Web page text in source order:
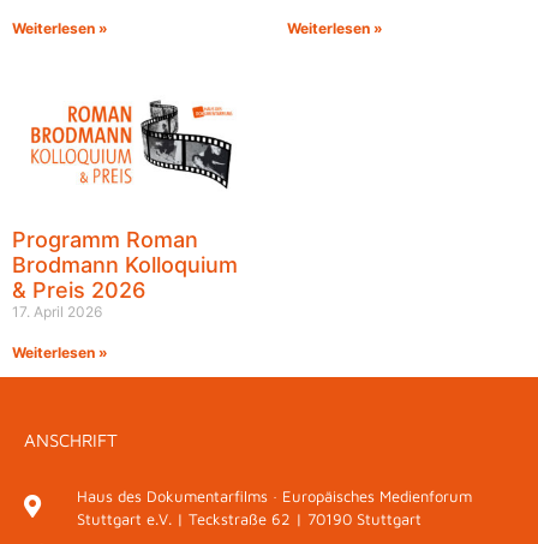
Weiterlesen » Weiterlesen »
Programm Roman
Brodmann Kolloquium
& Preis 2026
17. April 2026
Weiterlesen »
ANSCHRIFT
Haus des Dokumentarfilms · Europäisches Medienforum
Stuttgart e.V. | Teckstraße 62 | 70190 Stuttgart